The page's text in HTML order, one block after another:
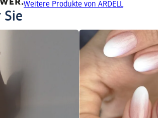
Weitere Produkte von ARDELL